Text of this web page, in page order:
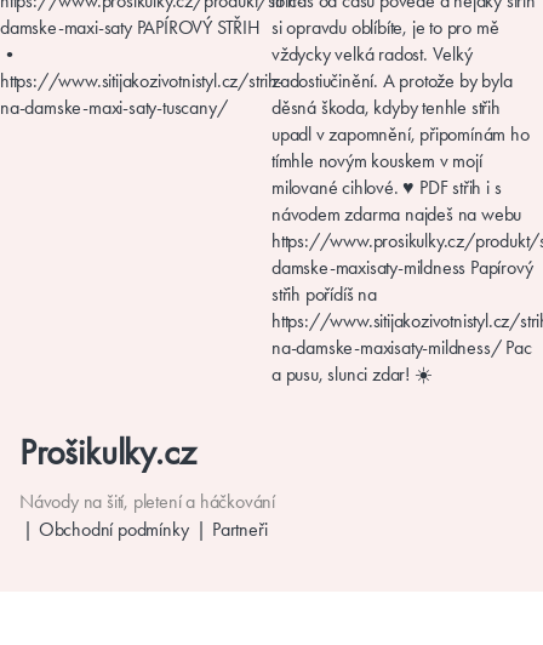
Prošikulky.cz
Návody na šití, pletení a háčkování
Obchodní podmínky
Partneři